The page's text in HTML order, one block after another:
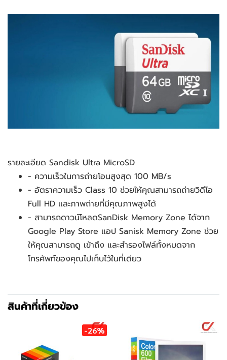
รายละเอียด Sandisk Ultra MicroSD
- ความเร็วในการถ่ายโอนสูงสุด 100 MB/s
- อัตราความเร็ว Class 10 ช่วยให้คุณสามารถถ่ายวิดีโอ
Full HD และภาพถ่ายที่มีคุณภาพสูงได้
- สามารถดาวน์โหลดSanDisk Memory Zone ได้จาก
Google Play Store แอป Sanisk Memory Zone ช่วย
ให้คุณสามารถดู เข้าถึง และสำรองไฟล์ทั้งหมดจาก
โทรศัพท์ของคุณไปเก็บไว้ในที่เดียว
สินค้าที่เกี่ยวข้อง
-26%